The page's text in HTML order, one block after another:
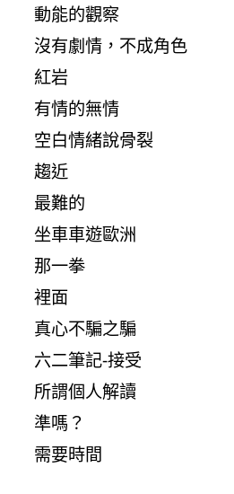
動能的觀察
沒有劇情，不成角色
紅岩
有情的無情
空白情緒說骨裂
趨近
最難的
坐車車遊歐洲
那一拳
裡面
真心不騙之騙
六二筆記-接受
所謂個人解讀
準嗎？
需要時間